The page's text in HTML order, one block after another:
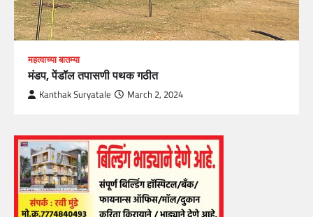
महत्वाच्या बातम्या
मंडप, पेंडॉल तपासणी पथक गठीत
Kanthak Suryatale March 2, 2024